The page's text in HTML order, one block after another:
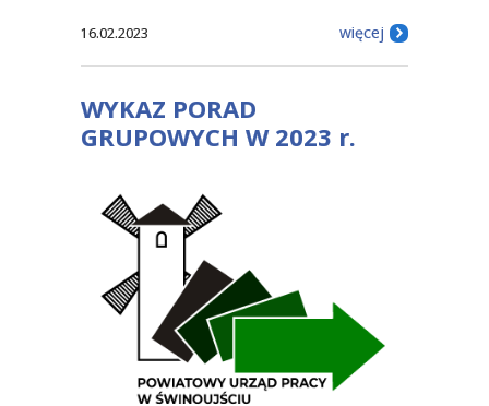
16.02.2023 więcej
WYKAZ PORAD
GRUPOWYCH W 2023 r.